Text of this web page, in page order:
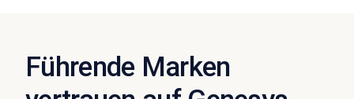
Führende Marken